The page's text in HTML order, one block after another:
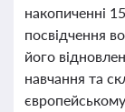
накопиченні
посвідчення
його
навчання та